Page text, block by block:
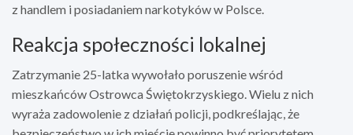
z handlem i posiadaniem narkotyków w Polsce.
Reakcja społeczności lokalnej
Zatrzymanie 25-latka wywołało poruszenie wśród
mieszkańców Ostrowca Świętokrzyskiego. Wielu z nich
wyraża zadowolenie z działań policji, podkreślając, że